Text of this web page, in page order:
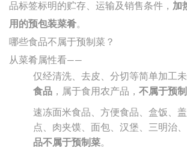
品标签标明的贮存、运输及销售条件， 加
用的预包装菜肴。
哪些食品不属于预制菜？
从菜肴属性看——
仅经清洗、去皮、分切等简单加工
食品 ，属于食用农产品， 不属于预
速冻面米食品、方便食品、盒饭、
点、肉夹馍、面包、汉堡、三明治
品不属于预制菜。